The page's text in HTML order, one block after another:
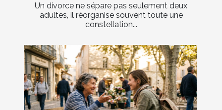
Un divorce ne sépare pas seulement deux
adultes, il réorganise souvent toute une
constellation...